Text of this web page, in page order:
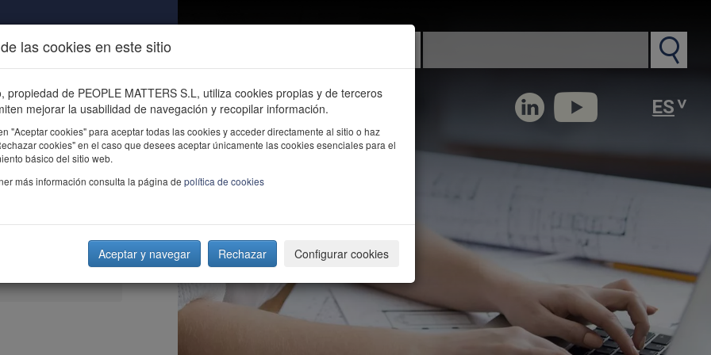
ÚNETE CONTACTO
más sencillo,
las cookies en este sitio
propiedad de PEOPLE MATTERS S.L, utiliza cookies propias y de terceros
mejorar la usabilidad de navegación y recopilar información.
"Aceptar cookies" para aceptar todas las cookies y acceder directamente al sitio o haz
cookies" en el caso que desees aceptar únicamente las cookies esenciales para el
básico del sitio web.
más información consulta la página de política de cookies
Aceptar y navegar Rechazar Configurar cookies